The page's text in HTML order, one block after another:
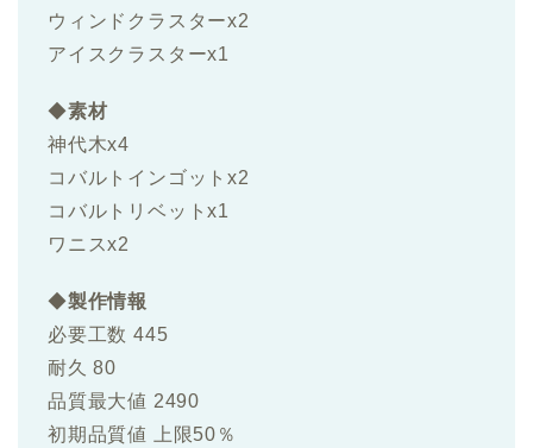
ウィンドクラスターx2
アイスクラスターx1
◆素材
神代木x4
コバルトインゴットx2
コバルトリベットx1
ワニスx2
◆製作情報
必要工数 445
耐久 80
品質最大値 2490
初期品質値 上限50％